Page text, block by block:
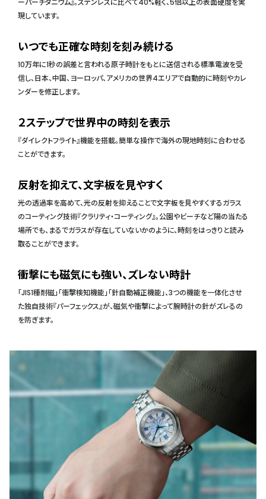
現しています。
いつでも正確な時刻を刻み続ける
10万年に1秒の誤差と言われる原子時計をもとに送信される標準電波を受
信し、日本、中国、ヨーロッパ、アメリカの世界4エリアで自動的に時刻やカレ
ンダーを修正します。
２ステップで世界中の時刻を表示
『ダイレクトフライト』機能を搭載。簡単な操作で海外の現地時刻に合わせる
ことができます。
反射を抑えて、文字板を見やすく
光の透過率を高めて、光の反射を抑えることで文字板を見やすくするガラス
のコーティング技術『クラリティ・コーティング』。公園やビーチなど陽の当たる
場所でも、まるでガラスが存在していないかのように、時刻をはっきりと読み
取ることができます。
衝撃にも磁気にも強い、ズレない時計
「JIS1種耐磁」「衝撃検知機能」「針自動補正機能」、3つの機能を一体化させ
た独自技術『パーフェックス』が、磁気や衝撃によって腕時計の針がズレるの
を防ぎます。